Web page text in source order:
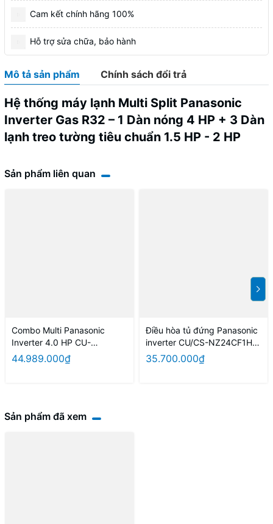
Cam kết chính hãng 100%
Hỗ trợ sửa chữa, bảo hành
Mô tả sản phẩm Chính sách đổi trả
Hệ thống máy lạnh Multi Split Panasonic
Inverter Gas R32 – 1 Dàn nóng 4 HP + 3 Dàn
lạnh treo tường tiêu chuẩn 1.5 HP - 2 HP
Sản phẩm liên quan
Combo Multi Panasonic
Inverter 4.0 HP CU-
4U34YBZ / CS-MPU9YKZ +
MPU9YKZ + CS-MPU12YKZ
44.989.000₫
Điều hòa tủ đứng Panasonic
inverter CU/CS-NZ24CF1H-
8N (màu vàng)
35.700.000₫
Sản phẩm đã xem